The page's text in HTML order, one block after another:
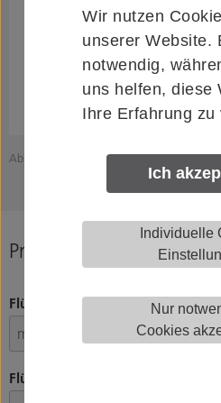
Wir nutzen
unserer Website.
notwendig,
uns helfen, diese
Ihre Erfahrung zu
Ich
Individuelle
Nur
Cookies
Abbildung zeigt HELM 006623
Produkt konfigurieren
Flügelgewicht
Flügelstärke